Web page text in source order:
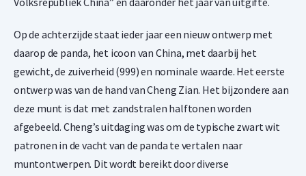
Op de achterzijde staat ieder jaar een nieuw ontwerp met
daarop de panda, het icoon van China, met daarbij het
gewicht, de zuiverheid (999) en nominale waarde. Het eerste
ontwerp was van de hand van Cheng Zian. Het bijzondere aan
deze munt is dat met zandstralen halftonen worden
afgebeeld. Cheng’s uitdaging was om de typische zwart wit
patronen in de vacht van de panda te vertalen naar
muntontwerpen. Dit wordt bereikt door diverse